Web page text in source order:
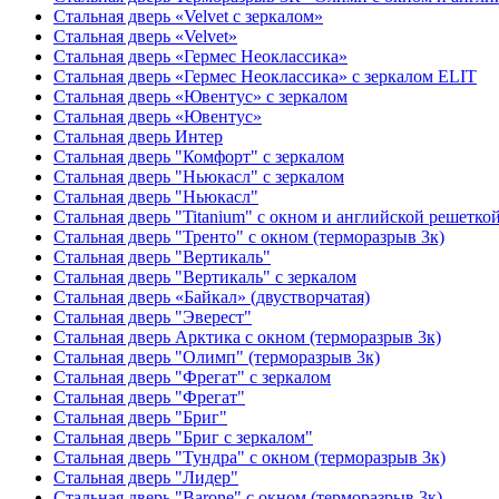
Стальная дверь «Velvet с зеркалом»
Стальная дверь «Velvet»
Стальная дверь «Гермес Неоклассика»
Стальная дверь «Гермес Неоклассика» с зеркалом ELIT
Стальная дверь «Ювентус» с зеркалом
Стальная дверь «Ювентус»
Стальная дверь Интер
Стальная дверь "Комфорт" с зеркалом
Стальная дверь "Ньюкасл" с зеркалом
Стальная дверь "Ньюкасл"
Стальная дверь "Titanium" с окном и английской
Стальная дверь "Тренто" с окном (терморазрыв 3к)
Стальная дверь "Вертикаль"
Стальная дверь "Вертикаль" с зеркалом
Стальная дверь «Байкал» (двустворчатая)
Стальная дверь "Эверест"
Стальная дверь Арктика с окном (терморазрыв 3к)
Стальная дверь "Олимп" (терморазрыв 3к)
Стальная дверь "Фрегат" с зеркалом
Стальная дверь "Фрегат"
Стальная дверь "Бриг"
Стальная дверь "Бриг с зеркалом"
Стальная дверь "Тундра" с окном (терморазрыв 3к)
Стальная дверь "Лидер"